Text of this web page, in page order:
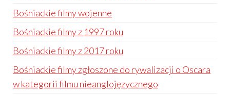
Bośniackie filmy wojenne
Bośniackie filmy z 1997 roku
Bośniackie filmy z 2017 roku
Bośniackie filmy zgłoszone do rywalizacji o Oscara
w kategorii filmu nieanglojęzycznego